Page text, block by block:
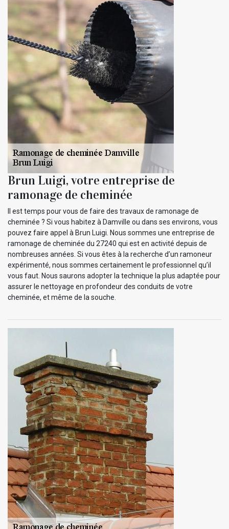
Brun Luigi, votre entreprise de
ramonage de cheminée
Il est temps pour vous de faire des travaux de ramonage de
cheminée ? Si vous habitez à Damville ou dans ses environs, vous
pouvez faire appel à Brun Luigi. Nous sommes une entreprise de
ramonage de cheminée du 27240 qui est en activité depuis de
nombreuses années. Si vous êtes à la recherche d’un ramoneur
expérimenté, nous sommes certainement le professionnel qu’il
vous faut. Nous saurons adopter la technique la plus adaptée pour
assurer le nettoyage en profondeur des conduits de votre
cheminée, et même de la souche.